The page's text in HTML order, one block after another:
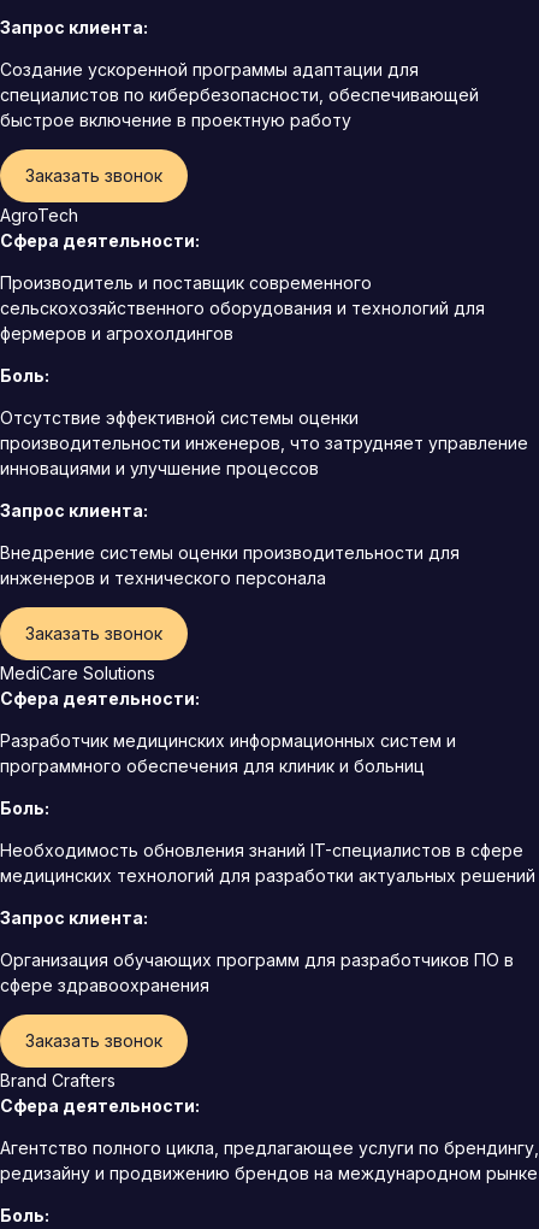
Запрос клиента:
Создание ускоренной программы адаптации для
специалистов по кибербезопасности, обеспечивающей
быстрое включение в проектную работу
Заказать звонок
AgroTech
Сфера деятельности:
Производитель и поставщик современного
сельскохозяйственного оборудования и технологий для
фермеров и агрохолдингов
Боль:
Отсутствие эффективной системы оценки
производительности инженеров, что затрудняет управление
инновациями и улучшение процессов
Запрос клиента:
Внедрение системы оценки производительности для
инженеров и технического персонала
Заказать звонок
MediCare Solutions
Сфера деятельности:
Разработчик медицинских информационных систем и
программного обеспечения для клиник и больниц
Боль:
Необходимость обновления знаний IT-специалистов в сфере
медицинских технологий для разработки актуальных решений
Запрос клиента:
Организация обучающих программ для разработчиков ПО в
сфере здравоохранения
Заказать звонок
Brand Crafters
Сфера деятельности:
Агентство полного цикла, предлагающее услуги по брендингу,
редизайну и продвижению брендов на международном рынке
Боль: